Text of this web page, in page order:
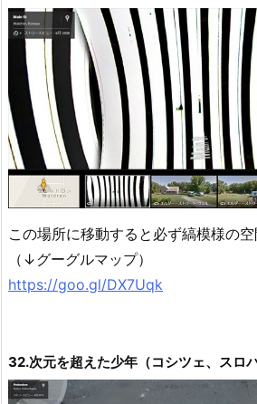
この場所に移動すると必ず縞模様の
（↓グーグルマップ）
https://goo.gl/DX7Uqk
32.次元を超えた少年（コシツェ、スロバ